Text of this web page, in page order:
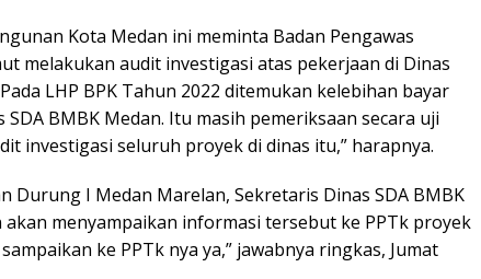
Kota Medan ini meminta Badan Pengawas
melakukan audit investigasi atas pekerjaan di Dinas
LHP BPK Tahun 2022 ditemukan kelebihan bayar
SDA BMBK Medan. Itu masih pemeriksaan secara uji
investigasi seluruh proyek di dinas itu,” harapnya.
Durung I Medan Marelan, Sekretaris Dinas SDA BMBK
menyampaikan informasi tersebut ke PPTk proyek
ke PPTk nya ya,” jawabnya ringkas, Jumat